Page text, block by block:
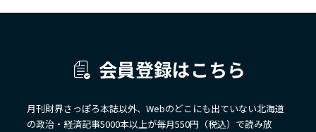
会員登録はこちら
月刊財界さっぽろ本誌以外、Webのどこにも出ていない北海道
の政治・経済記事5000本以上が毎月550円（税込）で読み放